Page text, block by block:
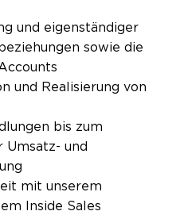
und eigenständiger
sowie die
und Realisierung von
bis zum
Umsatz- und
mit unserem
Inside Sales